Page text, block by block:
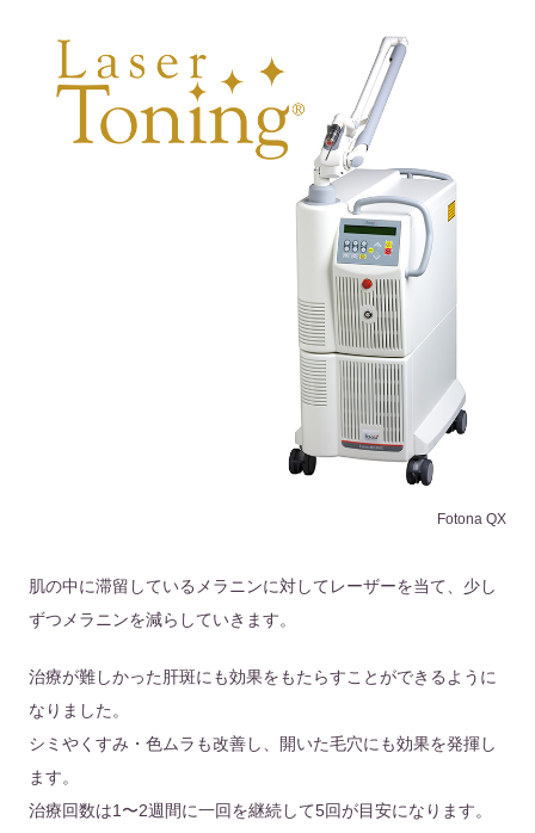
Fotona QX
肌の中に滞留しているメラニンに対してレーザーを当て、少し
ずつメラニンを減らしていきます。
治療が難しかった肝斑にも効果をもたらすことができるように
なりました。
シミやくすみ・色ムラも改善し、開いた毛穴にも効果を発揮し
ます。
治療回数は1〜2週間に一回を継続して5回が目安になります。